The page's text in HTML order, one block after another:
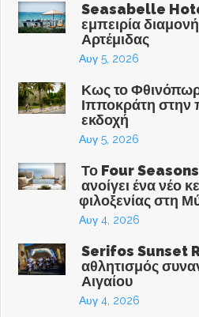
Seasabelle
εμπειρία
Αρτέμιδας
Αυγ 5, 2026
Κως το
Ιπποκράτη στην
εκδοχή
Αυγ 5, 2026
Το Four
ανοίγει ένα νέο
φιλοξενίας στη
Αυγ 4, 2026
Serifos Sunset
αθλητισμός
Αιγαίου
Αυγ 4, 2026